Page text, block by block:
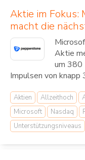
Aktie im Fokus:
macht die
Aktie
um 380
Impulsen von knapp
Aktien Allzeithoch
Microsoft
Nasdaq
Unterstützungsniveaus